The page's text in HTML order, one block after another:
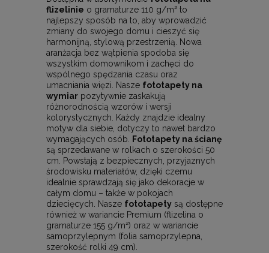
flizelinie o gramaturze 110 g/m² to
najlepszy sposób na to, aby wprowadzić
zmiany do swojego domu i cieszyć się
harmonijną, stylową przestrzenią. Nowa
aranżacja bez wątpienia spodoba się
wszystkim domownikom i zachęci do
wspólnego spędzania czasu oraz
umacniania więzi. Nasze fototapety na
wymiar pozytywnie zaskakują
różnorodnością wzorów i wersji
kolorystycznych. Każdy znajdzie idealny
motyw dla siebie, dotyczy to nawet bardzo
wymagających osób.
Fototapety na ścianę
są sprzedawane w rolkach o szerokości 50
cm. Powstają z bezpiecznych, przyjaznych
środowisku materiałów, dzięki czemu
idealnie sprawdzają się jako dekoracje w
całym domu – także w pokojach
dziecięcych. Nasze fototapety są dostępne
również w wariancie Premium (flizelina o
gramaturze 155 g/m²) oraz w wariancie
samoprzylepnym (folia samoprzylepna,
szerokość rolki 49 cm).